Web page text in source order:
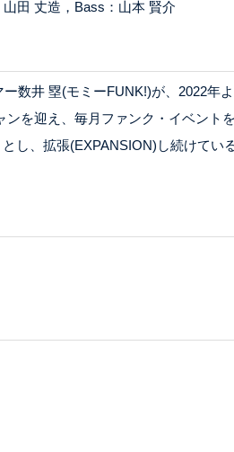
田 丈造，Bass：山本 賢介
数井 塁(モミーFUNK!)が、2022年
を迎え、毎月ファンク・イベント
し、拡張(EXPANSION)し続けてい